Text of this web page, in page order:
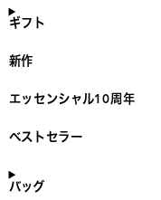
ギフト
新作
エッセンシャル10周年
ベストセラー
バッグ